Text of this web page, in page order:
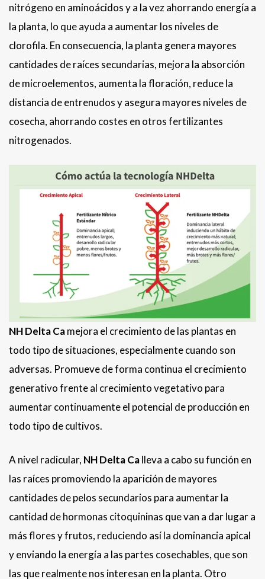
nitrógeno en aminoácidos y a la vez ahorrando energía a
la planta, lo que ayuda a aumentar los niveles de
clorofila. En consecuencia, la planta genera mayores
cantidades de raíces secundarias, mejora la absorción
de microelementos, aumenta la floración, reduce la
distancia de entrenudos y asegura mayores niveles de
cosecha, ahorrando costes en otros fertilizantes
nitrogenados.
NH Delta Camejora el crecimiento de las plantas en
todo tipo de situaciones, especialmente cuando son
adversas. Promueve de forma continua el crecimiento
generativo frente al crecimiento vegetativo para
aumentar continuamente el potencial de producción en
todo tipo de cultivos.
A nivel radicular, NH Delta Calleva a cabo su función en
las raíces promoviendo la aparición de mayores
cantidades de pelos secundarios para aumentar la
cantidad de hormonas citoquininas que van a dar lugar a
más flores y frutos, reduciendo así la dominancia apical
y enviando la energía a las partes cosechables, que son
las que realmente nos interesan en la planta. Otro